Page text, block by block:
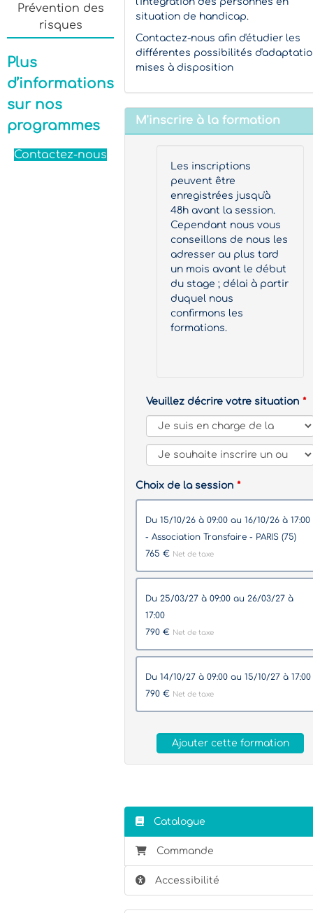
Prévention des
risques
Plus
d’informations
sur nos
programmes
Contactez-nous
situation de handicap.
Contactez-nous afin d'étudier les
différentes possibilités
mises à disposition
M'inscrire à la formation
Les inscriptions
peuvent être
enregistrées jusqu'à
48h avant la session.
Cependant nous vous
conseillons de nous les
adresser au plus tard
un mois avant le début
du stage ; délai à partir
duquel nous
confirmons les
formations.
Veuillez décrire votre situation
Choix de la session
du 15/10/26 à 09:00 au 16/10/26 à 17:00
- Association Transfaire - PARIS (75)
765 € Net de taxe
du 25/03/27 à 09:00 au 26/03/27 à
17:00
790 € Net de taxe
du 14/10/27 à 09:00 au 15/10/27 à 17:00
790 € Net de taxe
Ajouter cette formation
Catalogue
Commande
Accessibilité